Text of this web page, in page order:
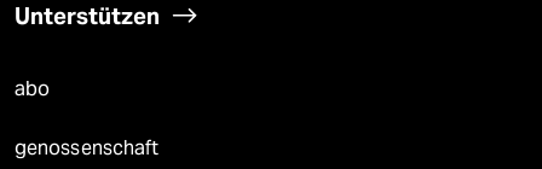
Unterstützen
abo
genossenschaft